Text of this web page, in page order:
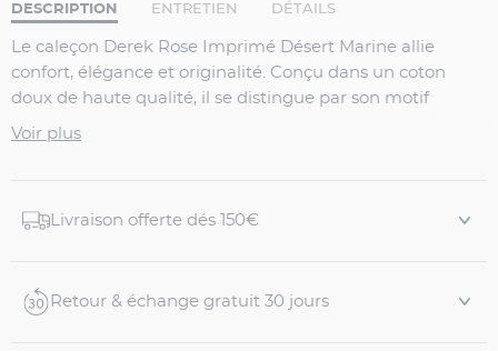
DESCRIPTION ENTRETIEN DÉTAILS
Le caleçon Derek Rose Imprimé Désert Marine allie
confort, élégance et originalité. Conçu dans un coton
doux de haute qualité, il se distingue par son motif
exclusif représentant des dromadaires et des palmiers
Détails produit :
& palmiers)
Voir plus
Livraison offerte dés 150€
Retour & échange gratuit 30 jours